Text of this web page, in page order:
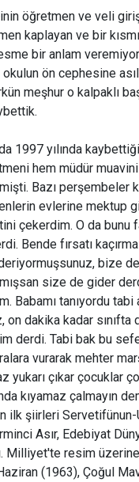
öğretmen ve veli
kaplayan ve bir
bir anlam
ön cephesine
meşhur o kalpaklı
1997 yılında
hem müdür
Bazı perşembeler
evlerine mektup
çekerdim. O da bunu
Bende fırsatı
bize
size de gider
Babamı tanıyordu
on dakika kadar sınıfta
derdi. Tabi bak bu
vurarak mehter
yukarı çıkar çocuklar
kıyamaz çalmayın
ilk şiirleri
Asır, Edebiyat
Milliyet'te resim üzerine
(1963), Çoğul